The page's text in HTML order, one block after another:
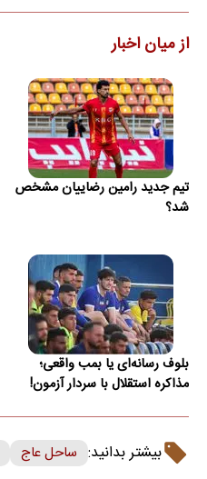
از میان اخبار
تیم جدید رامین رضاییان مشخص
شد؟
بلوف رسانه‌ای یا بمب واقعی؛
مذاکره استقلال با سردار آزمون!
بیشتر بدانید: ساحل عاج